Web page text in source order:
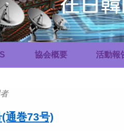
協会概要 活動報
通巻73号)